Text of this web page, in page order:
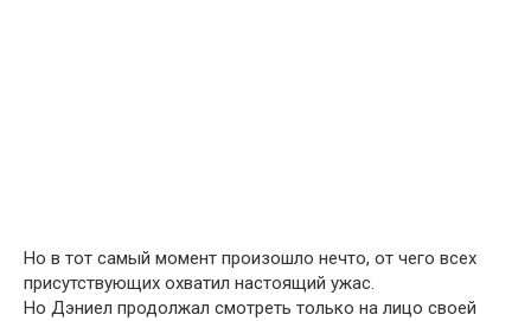
Но в тот самый момент произошло нечто, от чего всех
присутствующих охватил настоящий ужас.
Но Дэниел продолжал смотреть только на лицо своей